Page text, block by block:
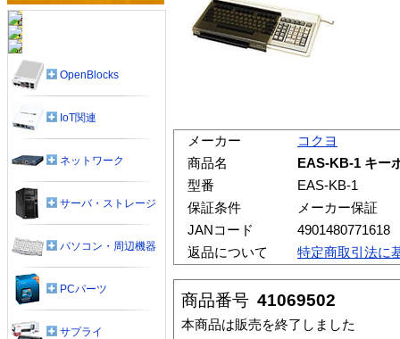
メーカー
コクヨ
商品名
EAS-KB-1 キー
型番
EAS-KB-1
保証条件
メーカー保証
JANコード
4901480771618
返品について
特定商取引法に
商品番号 41069502
本商品は販売を終了しました
OpenBlocks
IoT関連
ネットワーク
サーバ・ストレージ
パソコン・周辺機器
PCパーツ
サプライ